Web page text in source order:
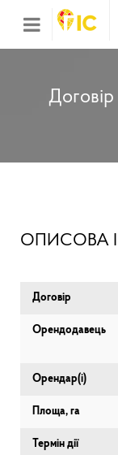
ОПИСОВА
Договір
Орендодавець
Орендар(і)
Площа, га
Термін дії